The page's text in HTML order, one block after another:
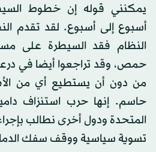
يمكنني قوله إن خطوط
أسبوع إلى أسبوع. لقد تقدم
النظام فقد السيطرة على
حمص، وقد تراجعوا أيضا في
من دون أن يستطيع أي من
حاسم. إنها حرب استنزاف
المتحدة ودول أخرى نطالب
تسوية سياسية ووقف سفك